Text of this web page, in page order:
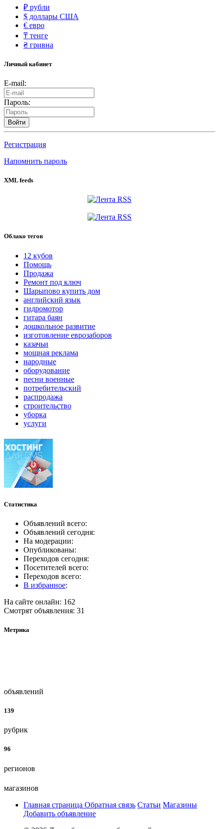
₽ рубли
$ доллары США
€ евро
₸ тенге
₴ гривна
Личный кабинет
E-mail:
Пароль:
Войти
Регистрация
Напомнить пароль
XML feeds
Облако тегов
12 кубов
Помощь
Продажа
Ремонт под ключ
Шарыпово купить дом
английский язык
гидромотор
гитара баян
дошкольное развитие
изготовление еврозаборов
казачьи
мощная реклама
народные
оборудование
песни военные
потребительский
распродажа
строительство
уборка
услуги
Статистика
Объявлений всего:
Объявлений сегодня:
На модерации:
Опубликованы:
Переходов сегодня:
Посетителей всего:
Переходов всего:
В избранное:
На сайте онлайн: 162
Смотрят объявления: 31
Метрика
объявлений
139
рубрик
96
регионов
магазинов
Главная страница Обратная связь Статьи Магазины
Добавить объявление